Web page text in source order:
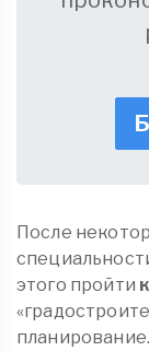
После
этого пройти